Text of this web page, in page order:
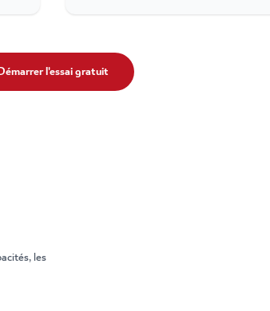
l'essai gratuit
les